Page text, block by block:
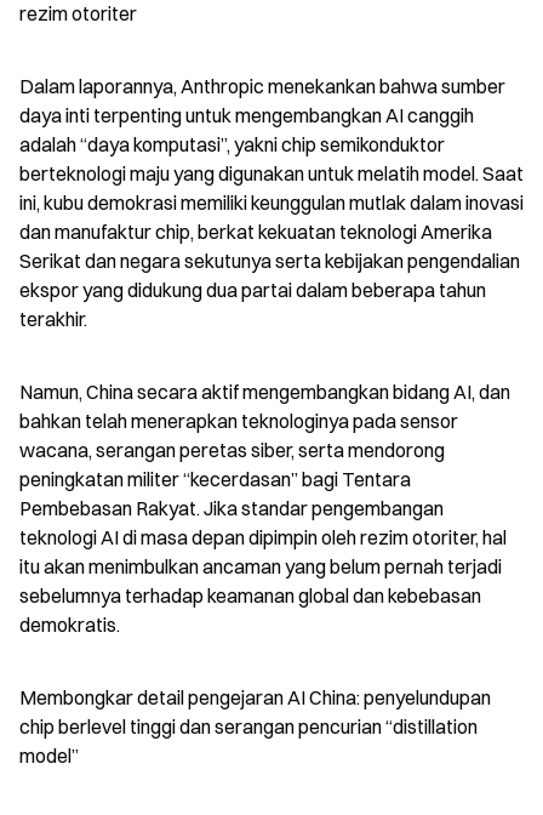
rezim otoriter
Dalam laporannya, Anthropic menekankan bahwa sumber
daya inti terpenting untuk mengembangkan AI canggih
adalah “daya komputasi”, yakni chip semikonduktor
berteknologi maju yang digunakan untuk melatih model. Saat
ini, kubu demokrasi memiliki keunggulan mutlak dalam inovasi
dan manufaktur chip, berkat kekuatan teknologi Amerika
Serikat dan negara sekutunya serta kebijakan pengendalian
ekspor yang didukung dua partai dalam beberapa tahun
terakhir.
Namun, China secara aktif mengembangkan bidang AI, dan
bahkan telah menerapkan teknologinya pada sensor
wacana, serangan peretas siber, serta mendorong
peningkatan militer “kecerdasan” bagi Tentara
Pembebasan Rakyat. Jika standar pengembangan
teknologi AI di masa depan dipimpin oleh rezim otoriter, hal
itu akan menimbulkan ancaman yang belum pernah terjadi
sebelumnya terhadap keamanan global dan kebebasan
demokratis.
Membongkar detail pengejaran AI China: penyelundupan
chip berlevel tinggi dan serangan pencurian “distillation
model”